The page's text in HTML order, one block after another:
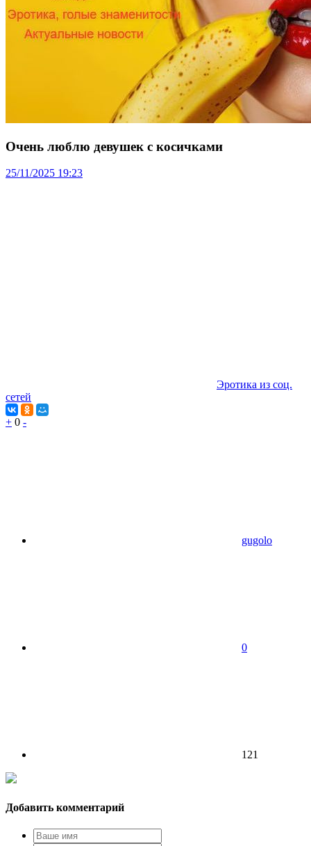
Очень люблю девушек с косичками
25/11/2025 19:23
Эротика из соц.
сетей
+ 0 -
gugolo
0
121
Добавить комментарий